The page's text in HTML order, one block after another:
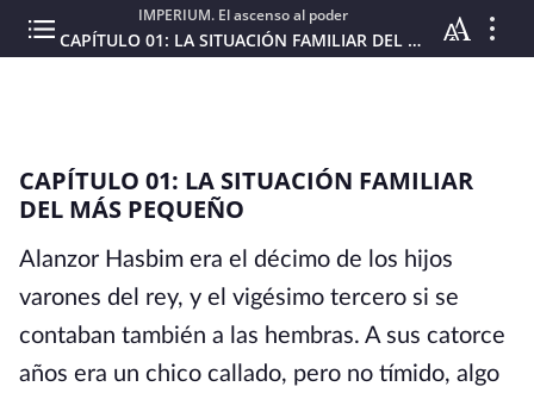
IMPERIUM. El ascenso al poder
CAPÍTULO 01: LA SITUACIÓN FAMILIAR DEL MÁS PEQUEÑO
CAPÍTULO 01: LA SITUACIÓN FAMILIAR
DEL MÁS PEQUEÑO
Alanzor Hasbim era el décimo de los hijos
varones del rey, y el vigésimo tercero si se
contaban también a las hembras. A sus catorce
años era un chico callado, pero no tímido, algo